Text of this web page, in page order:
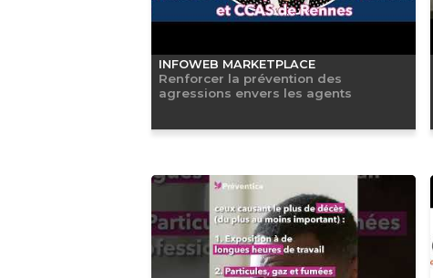
INFOWEB MARKETPLACE
Renforcer la prévention des
agressions envers les agents